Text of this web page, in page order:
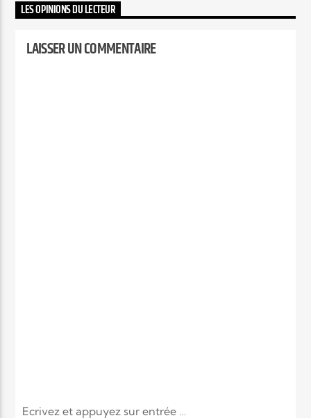
LES OPINIONS DU LECTEUR
LAISSER UN COMMENTAIRE